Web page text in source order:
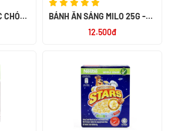
CHÓ
NUTS
BÁNH ĂN SÁNG MILO 25G -
NK PHILIPPIN
12.500đ